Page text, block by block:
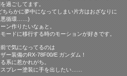
過ごしてます。
ちらかに夢中になってしまい片方はおざなりに
悪循環……)
ン作りたいなぁと。
ードに移行する時のモーションが好きです。
で気になってるのは
ー装備のRX-78F00/E ガンダム！
系に惹かれがち。
プレー塗装に手を出したい……